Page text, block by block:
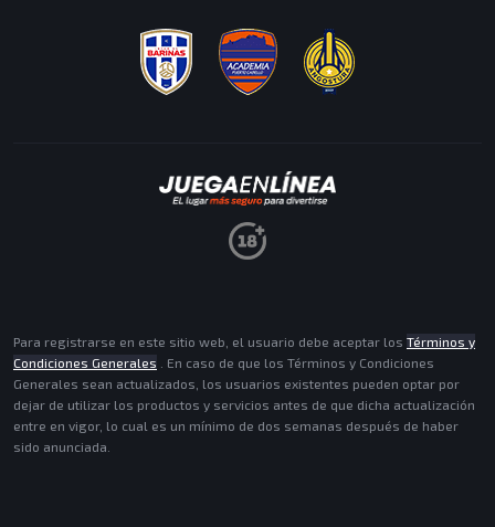
Para registrarse en este sitio web, el usuario debe aceptar los Términos y
Condiciones Generales . En caso de que los Términos y Condiciones
Generales sean actualizados, los usuarios existentes pueden optar por
dejar de utilizar los productos y servicios antes de que dicha actualización
entre en vigor, lo cual es un mínimo de dos semanas después de haber
sido anunciada.
MISIONES ACEPTAR